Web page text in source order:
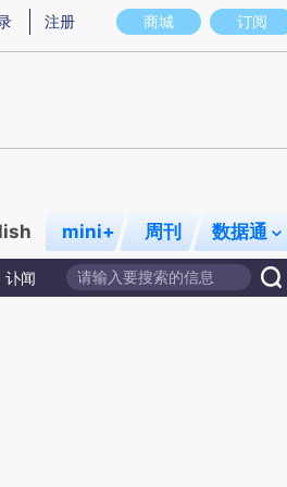
实意图存在偏差。不代表财新观点和立场。推
商城 订阅
注册
mini+ 周刊 数据通
讣闻